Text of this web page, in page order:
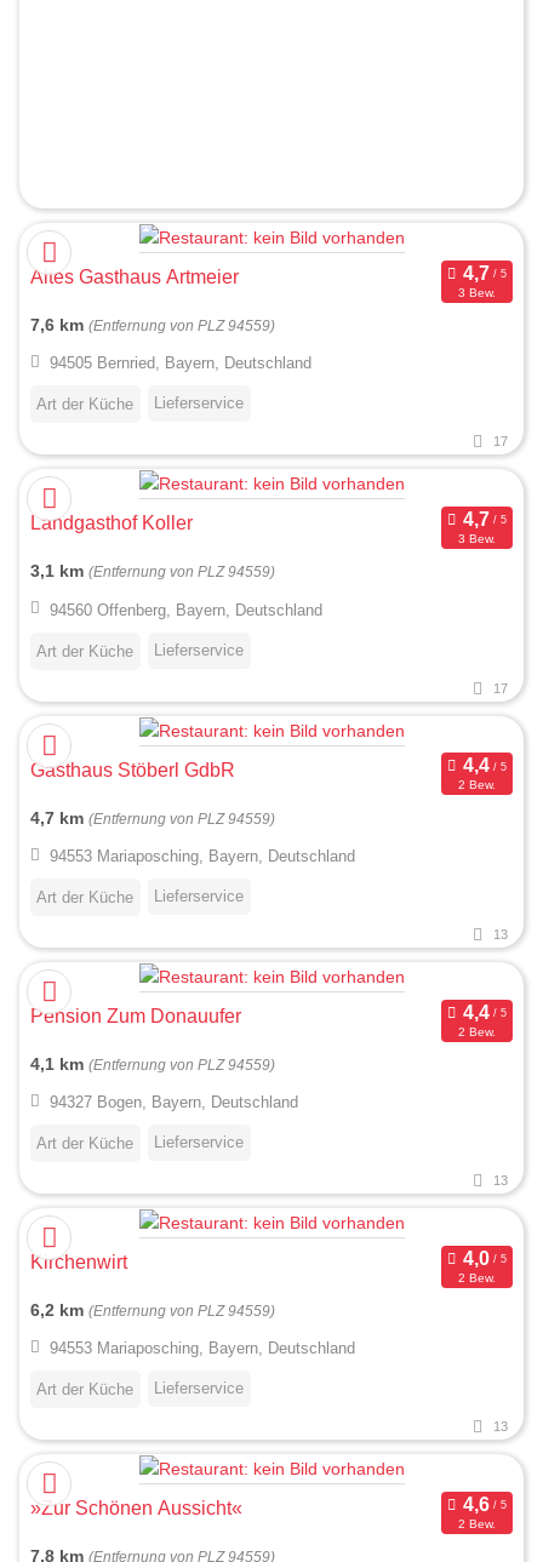
Altes Gasthaus Artmeier
3 Bew.
7,6 km (Entfernung von PLZ 94559)
94505 Bernried, Bayern, Deutschland
Art der Küche Lieferservice
17
Landgasthof Koller
3 Bew.
3,1 km (Entfernung von PLZ 94559)
94560 Offenberg, Bayern, Deutschland
Art der Küche Lieferservice
17
Gasthaus Stöberl GdbR
2 Bew.
4,7 km (Entfernung von PLZ 94559)
94553 Mariaposching, Bayern, Deutschland
Art der Küche Lieferservice
13
Pension Zum Donauufer
2 Bew.
4,1 km (Entfernung von PLZ 94559)
94327 Bogen, Bayern, Deutschland
Art der Küche Lieferservice
13
Kirchenwirt
2 Bew.
6,2 km (Entfernung von PLZ 94559)
94553 Mariaposching, Bayern, Deutschland
Art der Küche Lieferservice
13
»Zur Schönen Aussicht«
2 Bew.
7,8 km (Entfernung von PLZ 94559)